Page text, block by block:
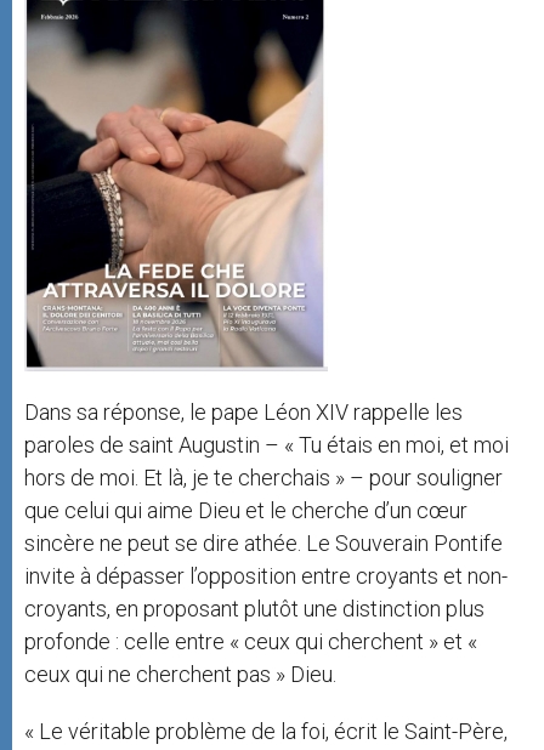
Dans sa réponse, le pape Léon XIV rappelle les
paroles de saint Augustin – « Tu étais en moi, et moi
hors de moi. Et là, je te cherchais » – pour souligner
que celui qui aime Dieu et le cherche d’un cœur
sincère ne peut se dire athée. Le Souverain Pontife
invite à dépasser l’opposition entre croyants et non-
croyants, en proposant plutôt une distinction plus
profonde : celle entre « ceux qui cherchent » et «
ceux qui ne cherchent pas » Dieu.
« Le véritable problème de la foi, écrit le Saint-Père,